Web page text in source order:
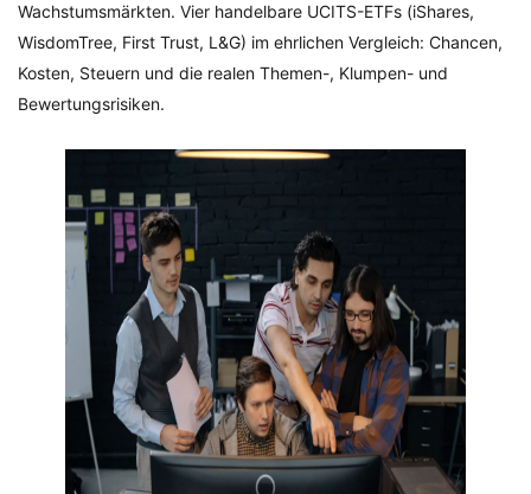
Wachstumsmärkten. Vier handelbare UCITS-ETFs (iShares,
WisdomTree, First Trust, L&G) im ehrlichen Vergleich: Chancen,
Kosten, Steuern und die realen Themen-, Klumpen- und
Bewertungsrisiken.